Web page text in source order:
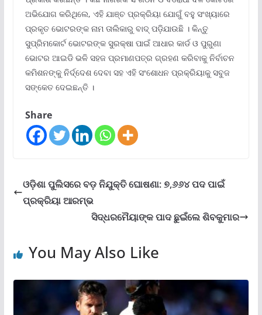
ଅଭିଯୋଗ କରିଥିଲେ, ଏହି ଯାଞ୍ଚ ପ୍ରକ୍ରିୟା ଯୋଗୁଁ ବହୁ ସଂଖ୍ୟାରେ
ପ୍ରକୃତ ଭୋଟରଙ୍କ ନାମ ତାଲିକାରୁ ବାଦ୍ ପଡ଼ିଯାଉଛି । କିନ୍ତୁ
ସୁପ୍ରିମକୋର୍ଟ ଭୋଟରଙ୍କ ସୁରକ୍ଷା ପାଇଁ ଆଧାର କାର୍ଡ ଓ ପୁରୁଣା
ଭୋଟର ଆଇଡି ଭଳି ସହଜ ପ୍ରମାଣପତ୍ର ଗ୍ରହଣ କରିବାକୁ ନିର୍ବାଚନ
କମିଶନଙ୍କୁ ନିର୍ଦ୍ଦେଶ ଦେବା ସହ ଏହି ସଂଶୋଧନ ପ୍ରକ୍ରିୟାକୁ ସବୁଜ
ସଙ୍କେତ ଦେଇଛନ୍ତି ।
Share
ଓଡ଼ିଶା ପୁଲିସରେ ବଡ଼ ନିଯୁକ୍ତି ଘୋଷଣା: ୭,୬୬୪ ପଦ ପାଇଁ
ପ୍ରକ୍ରିୟା ଆରମ୍ଭ
ସିଦ୍ଧରମୈୟାଙ୍କ ପାଦ ଛୁଇଁଲେ ଶିବକୁମାର
You May Also Like